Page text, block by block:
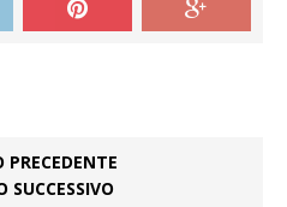
PRECEDENTE
SUCCESSIVO